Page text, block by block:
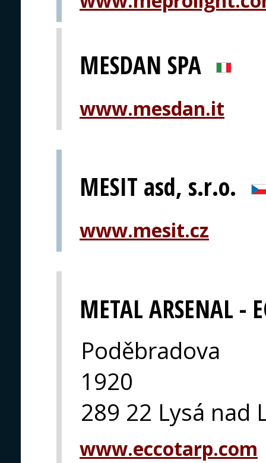
MESDAN SPA
www.mesdan.it
MESIT asd, s.r.o.
www.mesit.cz
METAL ARSENAL -
Poděbradova
1920
289 22 Lysá nad
www.eccotarp.com